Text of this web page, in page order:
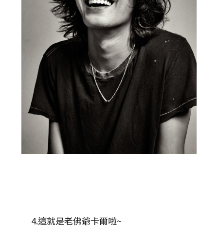
4.這就是老佛爺卡爾啦~